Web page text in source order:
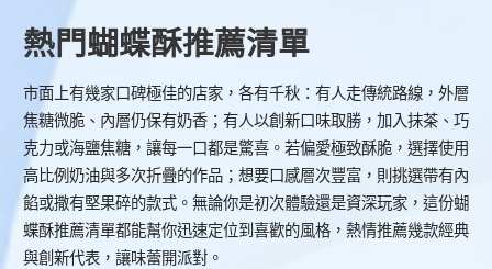
熱門蝴蝶酥推薦清單
市面上有幾家口碑極佳的店家，各有千秋：有人走傳統路線，外層
焦糖微脆、內層仍保有奶香；有人以創新口味取勝，加入抹茶、巧
克力或海鹽焦糖，讓每一口都是驚喜。若偏愛極致酥脆，選擇使用
高比例奶油與多次折疊的作品；想要口感層次豐富，則挑選帶有內
餡或撒有堅果碎的款式。無論你是初次體驗還是資深玩家，這份蝴
蝶酥推薦清單都能幫你迅速定位到喜歡的風格，熱情推薦幾款經典
與創新代表，讓味蕾開派對。